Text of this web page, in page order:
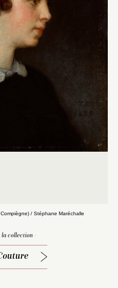
/ Stéphane Maréchalle
la collection -